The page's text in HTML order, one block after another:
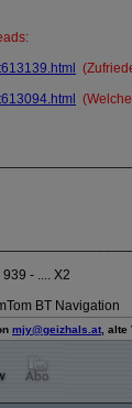
- .... X2
BT Navigation
mjy@geizhals.at ,